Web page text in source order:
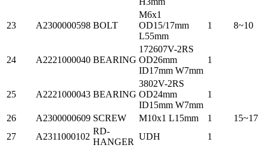
23 A2300000598 BOLT
M6x1
OD15/17mm
L55mm
1 8~10
24 A2221000040 BEARING
172607V-2RS
OD26mm
ID17mm W7mm
1
25 A2221000043 BEARING
3802V-2RS
OD24mm
ID15mm W7mm
1
26 A2300000609 SCREW M10x1 L15mm 1
15~17
27
A2311000102
RD-
HANGER
UDH
1